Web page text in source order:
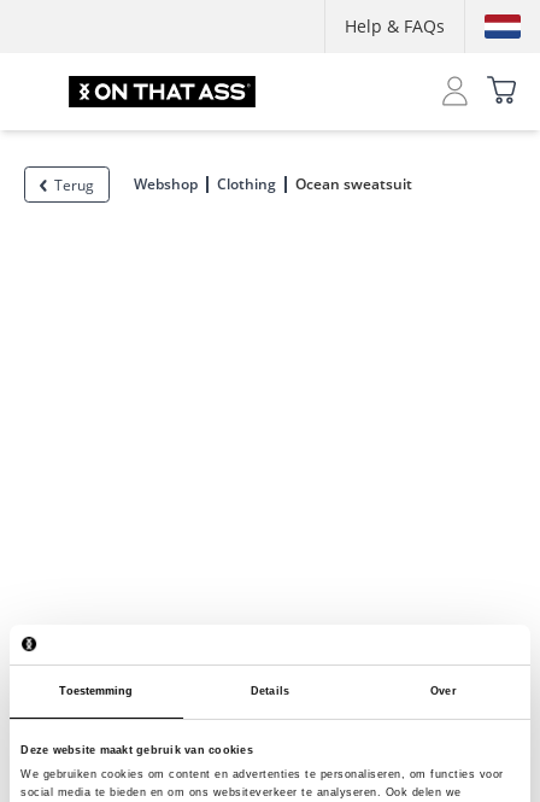
Toestemming Details Over
Deze website maakt gebruik van cookies
We gebruiken cookies om content en advertenties te personaliseren, om functies voor
social media te bieden en om ons websiteverkeer te analyseren. Ook delen we
Help & FAQs
Terug Webshop Clothing Ocean sweatsuit